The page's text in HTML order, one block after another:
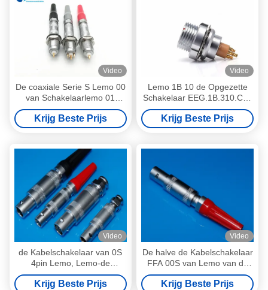
Video
De coaxiale Serie S Lemo 00
van Schakelaarlemo 01
Grootte Mannelijke
Vrouwelijke FFA ERA met
Grondspeld
Krijg Beste Prijs
Video
Lemo 1B 10 de Opgezette
Schakelaar EEG.1B.310.CLL
van Pin Lemo Connector
Female Receptacle PCB
Krijg Beste Prijs
Video
de Kabelschakelaar van 0S
4pin Lemo, Lemo-de
Schakelaars
FFA.0S.304.CLA van de
Krijg Beste Prijs
Video
De halve de Kabelschakelaar
FFA 00S van Lemo van de
Maanstop met Messing
Chrome plateerde
Krijg Beste Prijs